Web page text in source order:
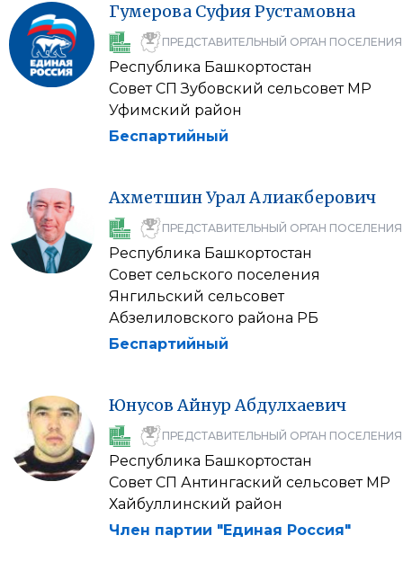
Гумерова СуфияРустамовна
ПРЕДСТАВИТЕЛЬНЫЙ ОРГАН ПОСЕЛЕНИЯ
Республика Башкортостан
Совет СП Зубовский сельсовет МР
Уфимский район
Беспартийный
АхметшинУралАлиакберович
ПРЕДСТАВИТЕЛЬНЫЙ ОРГАН ПОСЕЛЕНИЯ
Республика Башкортостан
Совет сельского поселения
Янгильский сельсовет
Абзелиловского района РБ
Беспартийный
Юнусов Айнур Абдулхаевич
ПРЕДСТАВИТЕЛЬНЫЙ ОРГАН ПОСЕЛЕНИЯ
Республика Башкортостан
Совет СП Антингаский сельсовет МР
Хайбуллинский район
Член партии "Единая Россия"